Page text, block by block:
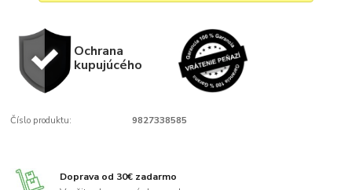
Ochrana
kupujúcého
Číslo produktu: 9827338585
Doprava od 30€ zadarmo